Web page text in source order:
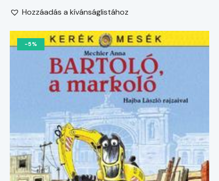
Hozzáadás a kívánságlistához
-5%